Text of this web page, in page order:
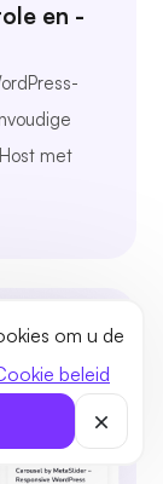
om u de
beleid
en -
met